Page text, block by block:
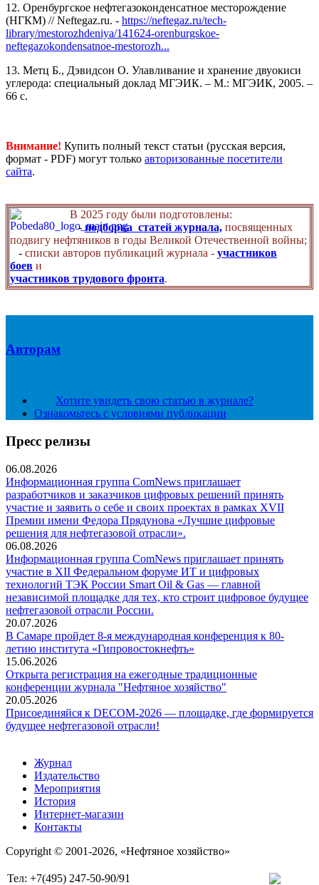
12. Оренбургское нефтегазоконденсатное месторождение
(НГКМ) // Neftegaz.ru. - https://neftegaz.ru/tech-
library/mestorozhdeniya/141624-orenburgskoe-
neftegazokondensatnoe-mestorozh...
13. Метц Б., Дэвидсон О. Улавливание и хранение двуокиси
углерода: специальный доклад МГЭИК. – М.: МГЭИК, 2005. –
66 с.
Внимание! Купить полный текст статьи (русская версия,
формат - PDF) могут только авторизованные посетители
сайта.
В 2025 году были подготовлены:
- подборка статей журнала, посвященных
подвигу нефтяников в годы Великой Отечественной войны;
- списки авторов публикаций журнала - участников
боев и
участников трудового фронта.
Авторам
Хотите увидеть свою статью в журнале?
Ознакомьтесь с условиями публикации
Пресс релизы
06.08.2026
Информационная группа ComNews приглашает
разработчиков и заказчиков цифровых решений принять
участие и заявить о себе и своих проектах в рамках XVII
Премии имени Федора Прядунова «Лучшие цифровые
решения для нефтегазовой отрасли».
06.08.2026
Информационная группа ComNews приглашает принять
участие в XII Федеральном форуме ИТ и цифровых
технологий ТЭК России Smart Oil & Gas — главной
независимой площадке для тех, кто строит цифровое будущее
нефтегазовой отрасли России.
20.07.2026
В Самаре пройдет 8-я международная конференция к 80-
летию института «Гипровостокнефть»
15.06.2026
Открыта регистрация на ежегодные традиционные
конференции журнала "Нефтяное хозяйство"
20.05.2026
Присоединяйся к DECOM-2026 — площадке, где формируется
будущее нефтегазовой отрасли!
Журнал
Издательство
Мероприятия
История
Интернет-магазин
Контакты
Copyright © 2001-2026, «Нефтяное хозяйство»
Тел: +7(495) 247-50-90/91